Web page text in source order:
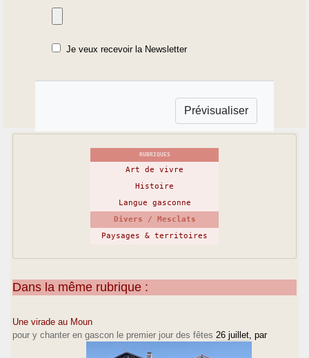
Je veux recevoir la Newsletter
RUBRIQUES
Art de vivre
Histoire
Langue gasconne
Divers / Mesclats
Paysages & territoires
Dans la même rubrique :
Une virade au Moun
pour y chanter en gascon le premier jour des fêtes 26 juillet , par